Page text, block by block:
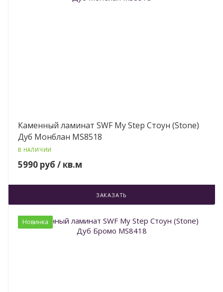
Каменный ламинат SWF My Step Стоун (Stone)
Дуб Монблан MS8518
В НАЛИЧИИ
5990 руб / кв.м
ЗАКАЗАТЬ
Новинка